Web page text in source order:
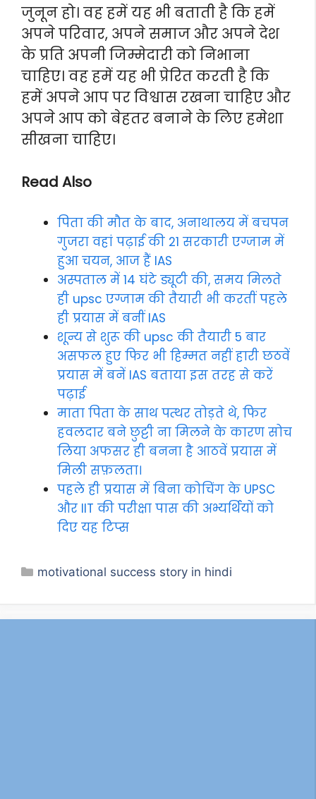
जुनून हो। वह हमें यह भी बताती है कि हमें
अपने परिवार, अपने समाज और अपने देश
के प्रति अपनी जिम्मेदारी को निभाना
चाहिए। वह हमें यह भी प्रेरित करती है कि
हमें अपने आप पर विश्वास रखना चाहिए और
अपने आप को बेहतर बनाने के लिए हमेशा
सीखना चाहिए।
Read Also
पिता की मौत के बाद, अनाथालय में बचपन
गुजरा वहां पढ़ाई की 21 सरकारी एग्जाम में
हुआ चयन, आज हैं IAS
अस्पताल में 14 घंटे ड्यूटी की, समय मिलते
ही upsc एग्जाम की तैयारी भी करतीं पहले
ही प्रयास में बनीं IAS
शून्य से शुरू की upsc की तैयारी 5 बार
असफल हुए फिर भी हिम्मत नहीं हारी छठवें
प्रयास में बनें IAS बताया इस तरह से करें
पढ़ाई
माता पिता के साथ पत्थर तोड़ते थे, फिर
हवलदार बने छुट्टी ना मिलने के कारण सोच
लिया अफसर ही बनना है आठवें प्रयास में
मिली सफ़लता।
पहले ही प्रयास में बिना कोचिंग के UPSC
और IIT की परीक्षा पास की अभ्यर्थियों को
दिए यह टिप्स
Categories
motivational success story in hindi